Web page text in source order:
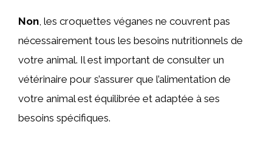
Non , les croquettes véganes ne couvrent pas
nécessairement tous les besoins nutritionnels de
votre animal. Il est important de consulter un
vétérinaire pour s’assurer que l’alimentation de
votre animal est équilibrée et adaptée à ses
besoins spécifiques.